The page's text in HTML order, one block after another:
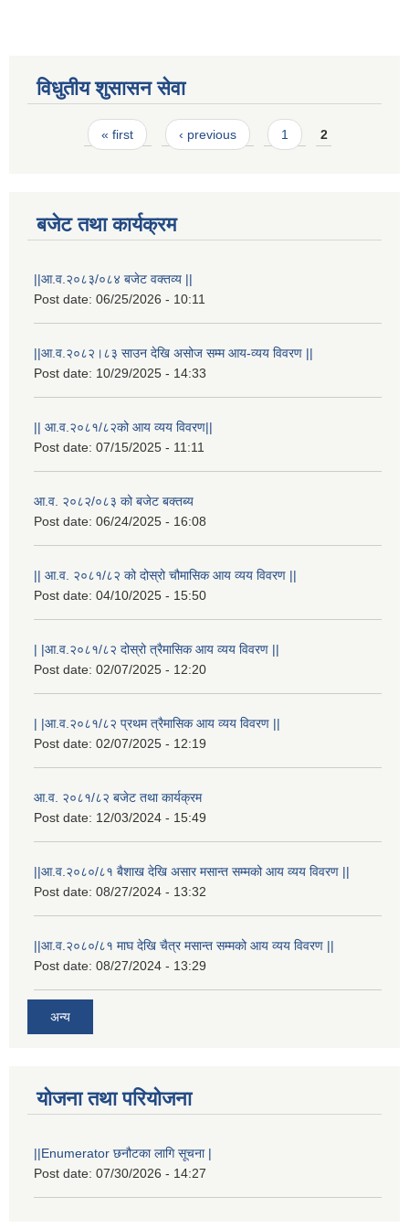
विधुतीय शुसासन सेवा
Pages« first ‹ previous 1 2
बजेट तथा कार्यक्रम
||आ.व.२०८३/०८४ बजेट वक्तव्य ||
Post date: 06/25/2026 - 10:11
||आ.व.२०८२।८३ साउन देखि असोज सम्म आय-व्यय विवरण ||
Post date: 10/29/2025 - 14:33
|| आ.व.२०८१/८२को आय व्यय विवरण||
Post date: 07/15/2025 - 11:11
आ.व. २०८२/०८३ को बजेट बक्तब्य
Post date: 06/24/2025 - 16:08
|| आ.व. २०८१/८२ को दोस्रो चौमासिक आय व्यय विवरण ||
Post date: 04/10/2025 - 15:50
| |आ.व.२०८१/८२ दोस्रो त्रैमासिक आय व्यय विवरण ||
Post date: 02/07/2025 - 12:20
| |आ.व.२०८१/८२ प्रथम त्रैमासिक आय व्यय विवरण ||
Post date: 02/07/2025 - 12:19
आ.व. २०८१/८२ बजेट तथा कार्यक्रम
Post date: 12/03/2024 - 15:49
||आ.व.२०८०/८१ बैशाख देखि असार मसान्त सम्मको आय व्यय विवरण ||
Post date: 08/27/2024 - 13:32
||आ.व.२०८०/८१ माघ देखि चैत्र मसान्त सम्मको आय व्यय विवरण ||
Post date: 08/27/2024 - 13:29
अन्य
योजना तथा परियोजना
||Enumerator छनौटका लागि सूचना |
Post date: 07/30/2026 - 14:27